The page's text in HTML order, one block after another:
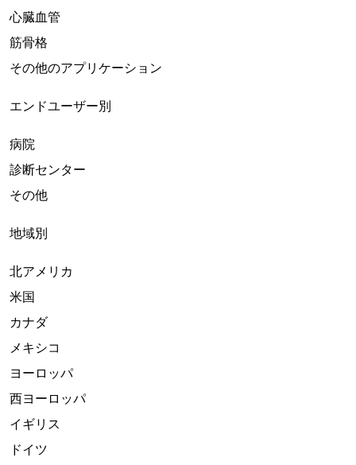
心臓血管
筋骨格
その他のアプリケーション
エンドユーザー別
病院
診断センター
その他
地域別
北アメリカ
米国
カナダ
メキシコ
ヨーロッパ
西ヨーロッパ
イギリス
ドイツ